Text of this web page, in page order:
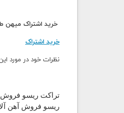
خرید اشتراک میهن
خرید اشتراک
نظرات خود در مورد
تراکت ریسو
ریسو فروش آهن